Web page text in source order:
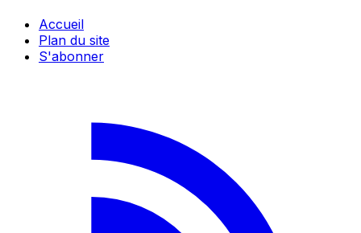
Accueil
Plan du site
S'abonner